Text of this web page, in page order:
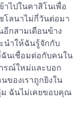
าไปในคาสิโนเพื่อ
โลนาไม่กี่วันต่อมา
กสามเดือนข้าง
นำให้ฉันรู้จักกับ
นเชื่อมต่อกับคนใน
รณ์ใหม่และบอก
ของเราถูกยิงใน
ม ฉันไม่เคยขอบคุณ